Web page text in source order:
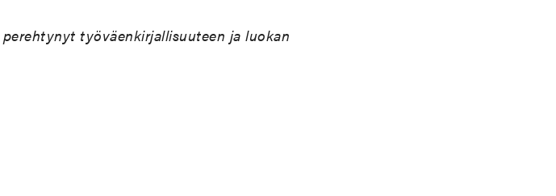
työväenkirjallisuuteen ja luokan